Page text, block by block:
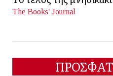
The Books' Journal